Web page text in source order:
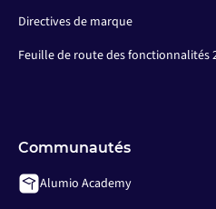
Directives de marque
Feuille de route des fonctionnalités
Communautés
Alumio Academy